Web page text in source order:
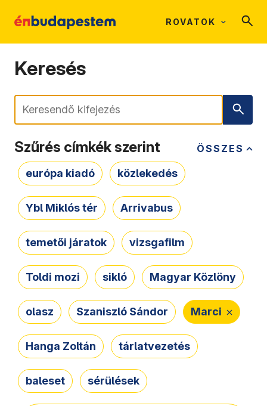
ROVATOK
Keresés
Keresés
ÖSSZES
Szűrés címkék szerint
európa kiadó közlekedés
Ybl Miklós tér Arrivabus
temetői járatok vizsgafilm
Toldi mozi sikló Magyar Közlöny
olasz Szaniszló Sándor Marci
Hanga Zoltán tárlatvezetés
baleset sérülések